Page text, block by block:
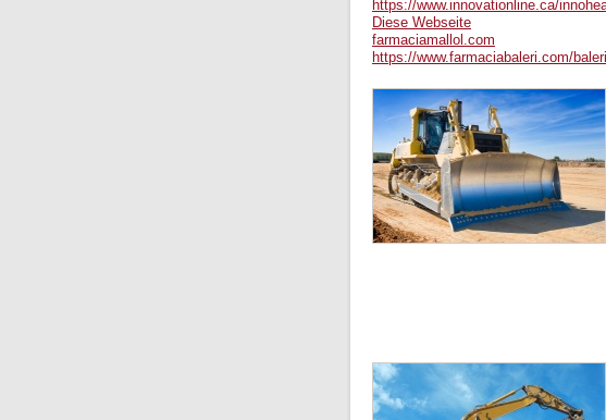
https://www.innovationline.ca/
Diese Webseite
farmaciamallol.com
https://www.farmaciabaleri.com/